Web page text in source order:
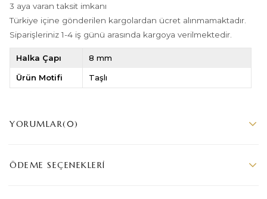
3 aya varan taksit imkanı
Türkiye içine gönderilen kargolardan ücret alınmamaktadır.
Siparişleriniz 1-4 iş günü arasında kargoya verilmektedir.
Halka Çapı 8 mm
Ürün Motifi Taşlı
YORUMLAR(0)
ÖDEME SEÇENEKLERI